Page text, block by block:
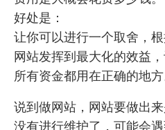
好处是：
让你可以进行一个取舍，
网站发挥到最大化的效益
所有资金都用在正确的地方
说到做网站，网站要做出
没有进行维护了，可能会